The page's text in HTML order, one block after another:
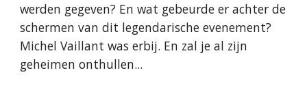
werden gegeven? En wat gebeurde er achter de
schermen van dit legendarische evenement?
Michel Vaillant was erbij. En zal je al zijn
geheimen onthullen...